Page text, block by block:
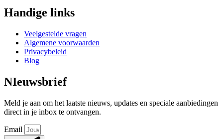
Handige links
Veelgestelde vragen
Algemene voorwaarden
Privacybeleid
Blog
NIeuwsbrief
Meld je aan om het laatste nieuws, updates en speciale aanbiedingen
direct in je inbox te ontvangen.
Email